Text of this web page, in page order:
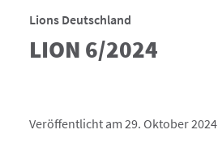
Lions Deutschland
LION 6/2024
Veröffentlicht am 29. Oktober 2024